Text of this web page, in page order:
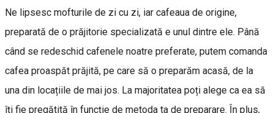
Ne lipsesc mofturile de zi cu zi, iar cafeaua de origine,
preparată de o prăjitorie specializată e unul dintre ele. Până
când se redeschid cafenele noatre preferate, putem comanda
cafea proaspăt prăjită, pe care să o preparăm acasă, de la
una din locațiile de mai jos. La majoritatea poți alege ca ea să
îți fie pregătită în funcție de metoda ta de preparare. În plus,